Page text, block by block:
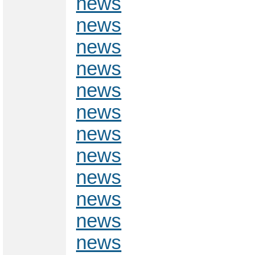
news
news
news
news
news
news
news
news
news
news
news